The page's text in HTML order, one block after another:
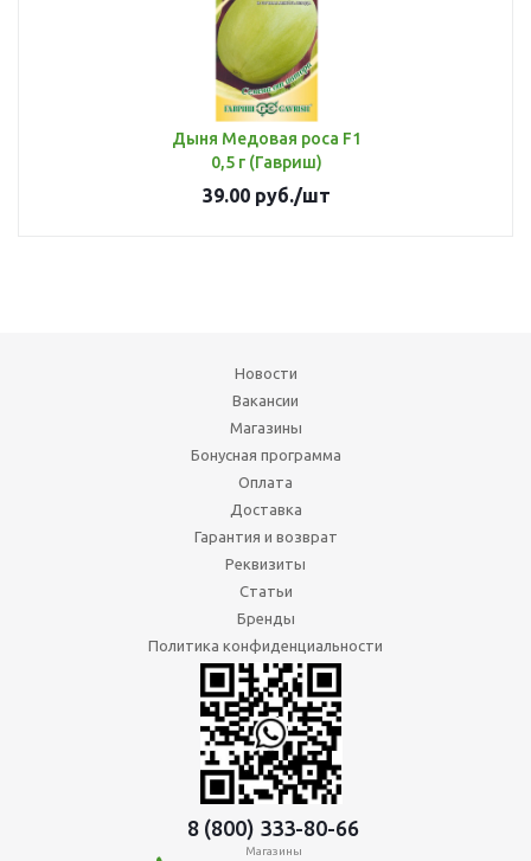
Дыня Медовая роса F1
0,5 г (Гавриш)
39.00руб./шт
Новости
Вакансии
Магазины
Бонусная программа
Оплата
Доставка
Гарантия и возврат
Реквизиты
Статьи
Бренды
Политика конфиденциальности
8 (800) 333-80-66
Магазины